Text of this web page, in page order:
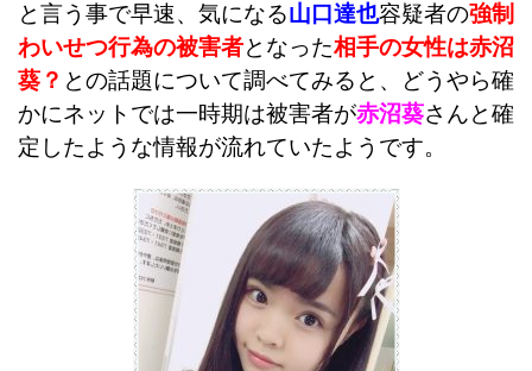
と言う事で早速、気になる山口達也容疑者の強制
わいせつ行為の被害者となった相手の女性は赤沼
葵？ との話題について調べてみると、どうやら確
かにネットでは一時期は被害者が赤沼葵さんと確
定したような情報が流れていたようです。